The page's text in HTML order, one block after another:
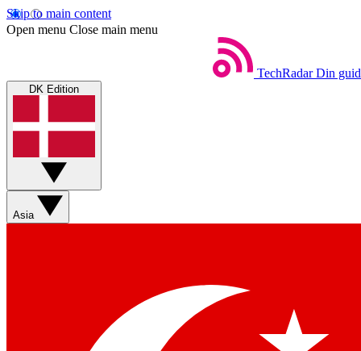
Skip to main content
Open menu Close main menu
TechRadar Din
DK Edition
Asia